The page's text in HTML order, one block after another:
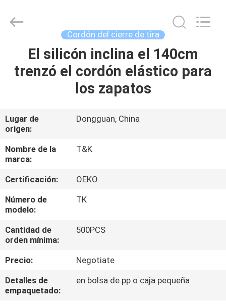
HOGAR
PRODUCTOS
SOBRE
NOSOTROS
VIAJE
DE
LA
DE
CALIDAD
Garment
Accessories
Cordón del cierre de tira
El silicón inclina el 140cm
trenzó el cordón elástico para
los zapatos
Lugar de
origen:
Dongguan, China
Nombre de la
marca:
T&K
Certificación:
OEKO
Número de
modelo:
TK
Cantidad de
orden mínima:
500PCS
Precio:
Negotiate
Detalles de
empaquetado:
en bolsa de pp o caja pequeña